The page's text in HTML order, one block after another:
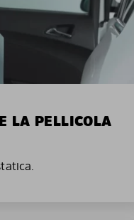
LA PELLICOLA